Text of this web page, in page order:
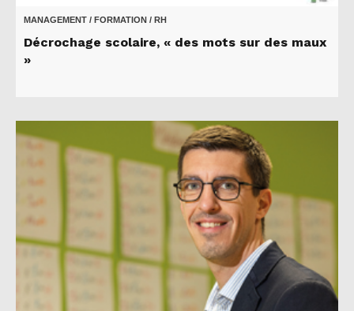
MANAGEMENT / FORMATION / RH
Décrochage scolaire, « des mots sur des maux
»